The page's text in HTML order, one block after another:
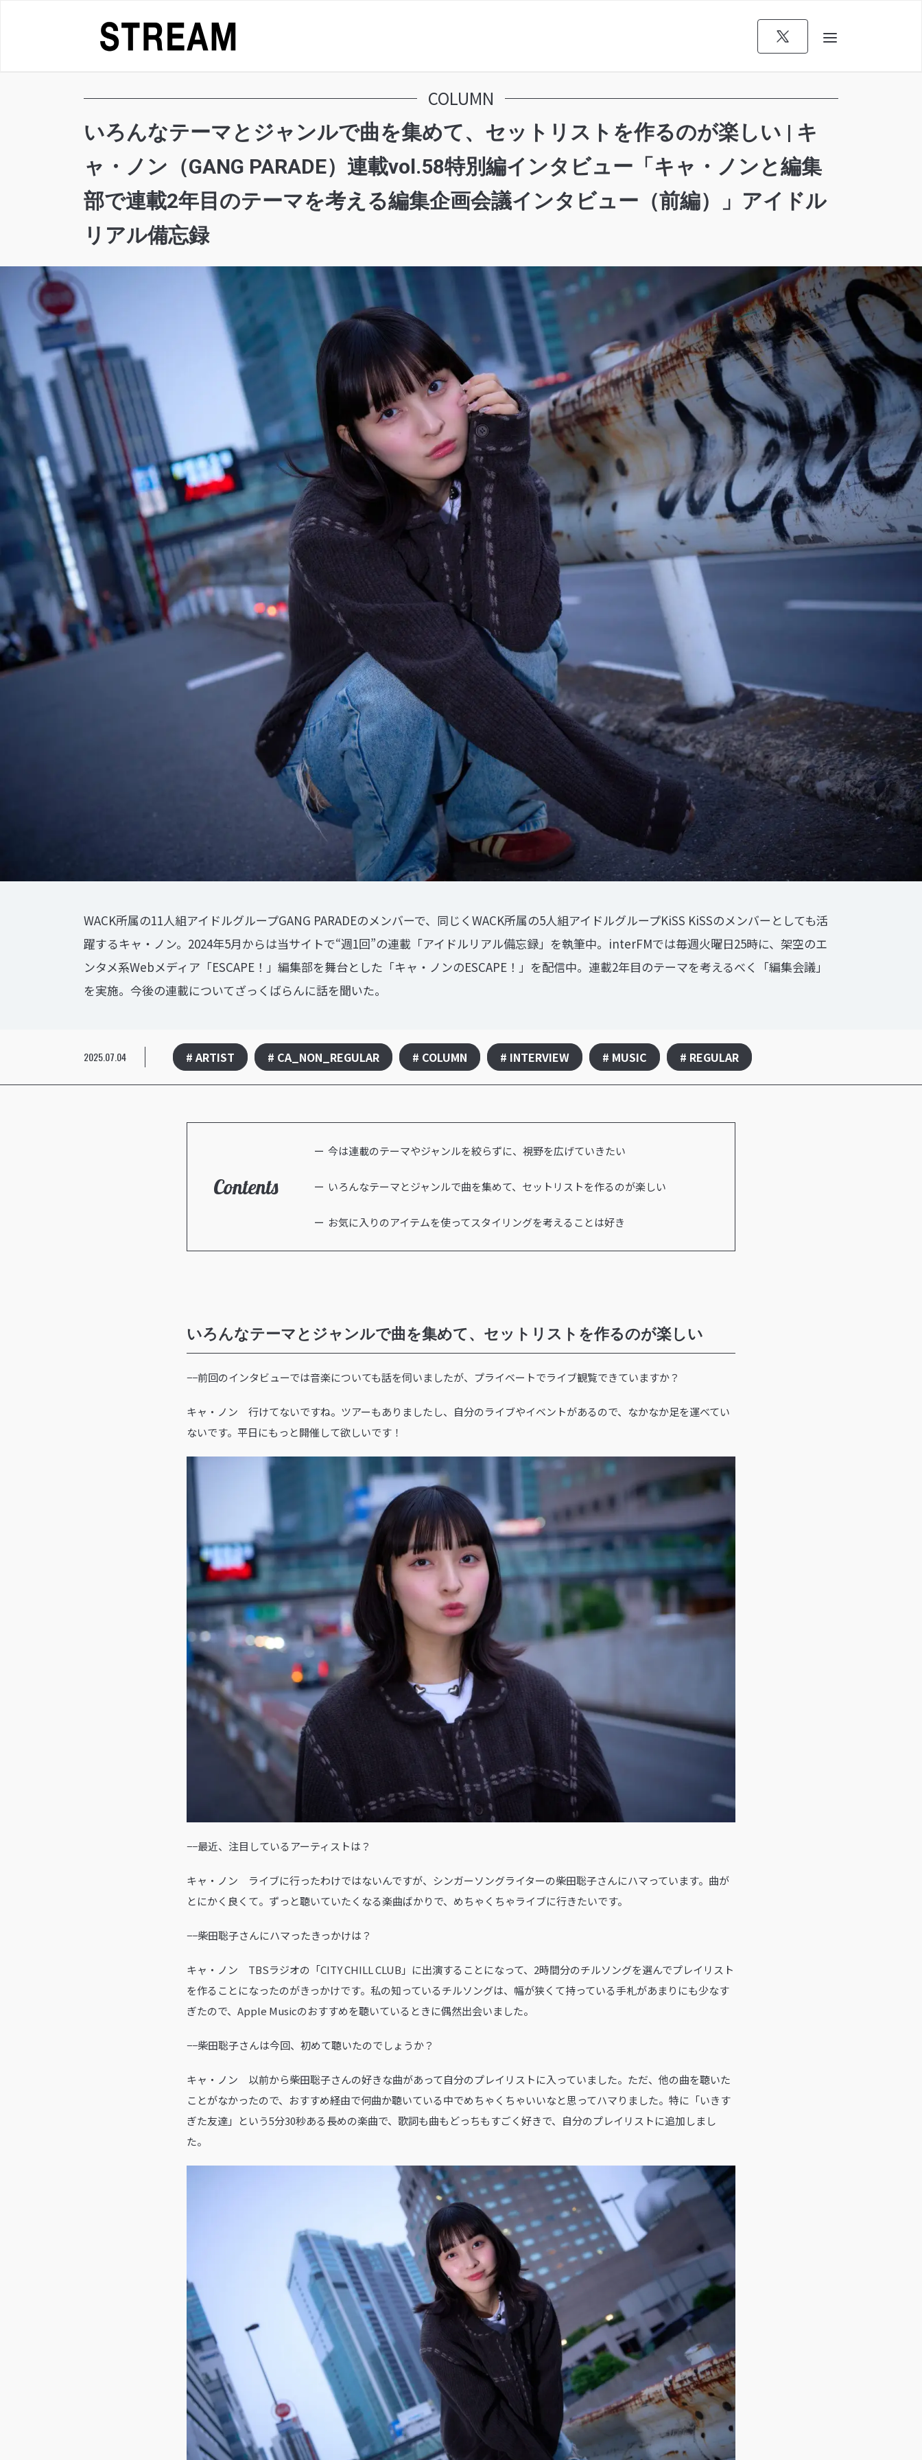
COLUMN
いろんなテーマとジャンルで曲を集めて、セットリストを作るのが楽しい | キ
ャ・ノン（GANG PARADE）連載vol.58特別編インタビュー「キャ・ノンと編集
部で連載2年目のテーマを考える編集企画会議インタビュー（前編）」アイドル
リアル備忘録
WACK所属の11人組アイドルグループGANG PARADEのメンバーで、同じくWACK所属の5人組アイドルグループKiSS KiSSのメンバーとしても活
躍するキャ・ノン。2024年5月からは当サイトで“週1回”の連載「アイドルリアル備忘録」を執筆中。interFMでは毎週火曜日25時に、架空のエ
ンタメ系Webメディア「ESCAPE！」編集部を舞台とした「キャ・ノンのESCAPE！」を配信中。連載2年目のテーマを考えるべく「編集会議」
を実施。今後の連載についてざっくばらんに話を聞いた。
2025.07.04 # ARTIST # CA_NON_REGULAR # COLUMN # INTERVIEW # MUSIC # REGULAR
Contents
今は連載のテーマやジャンルを絞らずに、視野を広げていきたい
いろんなテーマとジャンルで曲を集めて、セットリストを作るのが楽しい
お気に入りのアイテムを使ってスタイリングを考えることは好き
いろんなテーマとジャンルで曲を集めて、セットリストを作るのが楽しい
−−前回のインタビューでは音楽についても話を伺いましたが、プライベートでライブ観覧できていますか？
キャ・ノン 行けてないですね。ツアーもありましたし、自分のライブやイベントがあるので、なかなか足を運べてい
ないです。平日にもっと開催して欲しいです！
−−最近、注目しているアーティストは？
キャ・ノン ライブに行ったわけではないんですが、シンガーソングライターの柴田聡子さんにハマっています。曲が
とにかく良くて。ずっと聴いていたくなる楽曲ばかりで、めちゃくちゃライブに行きたいです。
−−柴田聡子さんにハマったきっかけは？
キャ・ノン TBSラジオの「CITY CHILL CLUB」に出演することになって、2時間分のチルソングを選んでプレイリスト
を作ることになったのがきっかけです。私の知っているチルソングは、幅が狭くて持っている手札があまりにも少なす
ぎたので、Apple Musicのおすすめを聴いているときに偶然出会いました。
−−柴田聡子さんは今回、初めて聴いたのでしょうか？
キャ・ノン 以前から柴田聡子さんの好きな曲があって自分のプレイリストに入っていました。ただ、他の曲を聴いた
ことがなかったので、おすすめ経由で何曲か聴いている中でめちゃくちゃいいなと思ってハマりました。特に「いきす
ぎた友達」という5分30秒ある長めの楽曲で、歌詞も曲もどっちもすごく好きで、自分のプレイリストに追加しまし
た。